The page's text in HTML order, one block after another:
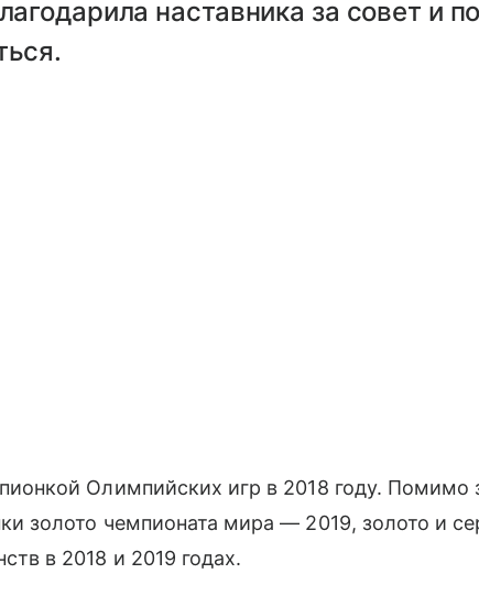
наставника за совет и
Олимпийских игр в 2018 году. Помимо
золото чемпионата мира — 2019, золото и
в 2018 и 2019 годах.